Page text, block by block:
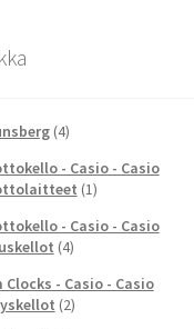
(4)
- Casio - Casio
(1)
- Casio - Casio
(4)
Clocks - Casio - Casio
(2)